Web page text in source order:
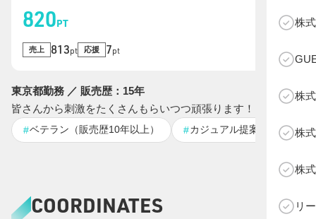
株
株
株
株
リ
820PT
売上 813pt 応援 7pt
東京都勤務 ／ 販売歴：15年
皆さんから刺激をたくさんもらいつつ頑張ります！
#ベテラン（販売歴10年以上） #カジュアル提案が得意👖
COORDINATES